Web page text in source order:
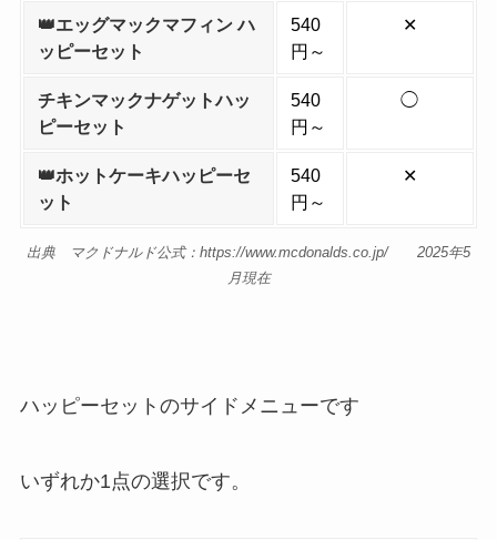
👑エッグマックマフィン ハ
ッピーセット
540
円～
✕
チキンマックナゲットハッ
ピーセット
540
円～
◯
👑ホットケーキハッピーセ
ット
540
円～
✕
出典 マクドナルド公式：https://www.mcdonalds.co.jp/ 2025年5
月現在
ハッピーセットのサイドメニューです
いずれか1点の選択です。